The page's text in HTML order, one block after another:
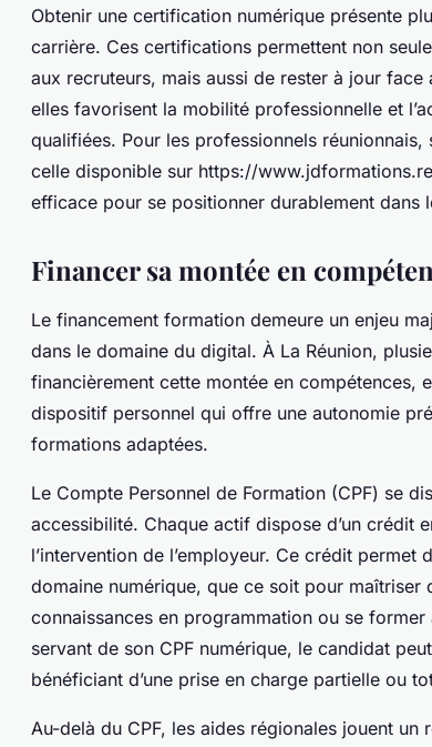
Obtenir une certification numérique présente
carrière. Ces certifications permettent non
aux recruteurs, mais aussi de rester à jour
elles favorisent la mobilité professionnelle et
qualifiées. Pour les professionnels
celle disponible sur https://
efficace pour se positionner durablement dans
Financer sa montée en
Le financement formation demeure un enjeu
dans le domaine du digital. À La Réunion,
financièrement cette montée en compétences,
dispositif personnel qui offre une autonomie
formations adaptées.
Le Compte Personnel de Formation (CPF) se
accessibilité. Chaque actif dispose d’un crédit
l’intervention de l’employeur. Ce crédit
domaine numérique, que ce soit pour
connaissances en programmation ou se
servant de son CPF numérique, le candidat
bénéficiant d’une prise en charge partielle ou
Au-delà du CPF, les aides régionales jouent